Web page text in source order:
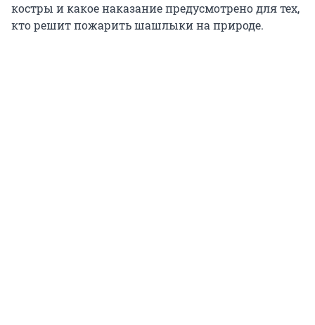
костры и какое наказание предусмотрено для тех,
кто решит пожарить шашлыки на природе.